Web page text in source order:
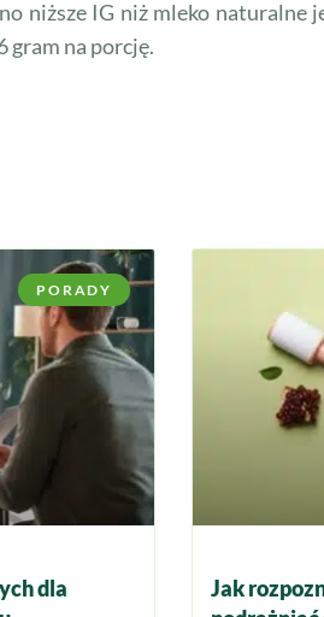
niższe IG niż mleko naturalne
gram na porcję.
PORADY
dla
Jak